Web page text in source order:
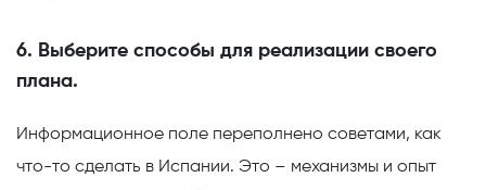
6. Выберите способы для реализации своего
плана.
Информационное поле переполнено советами, как
что-то сделать в Испании. Это – механизмы и опыт